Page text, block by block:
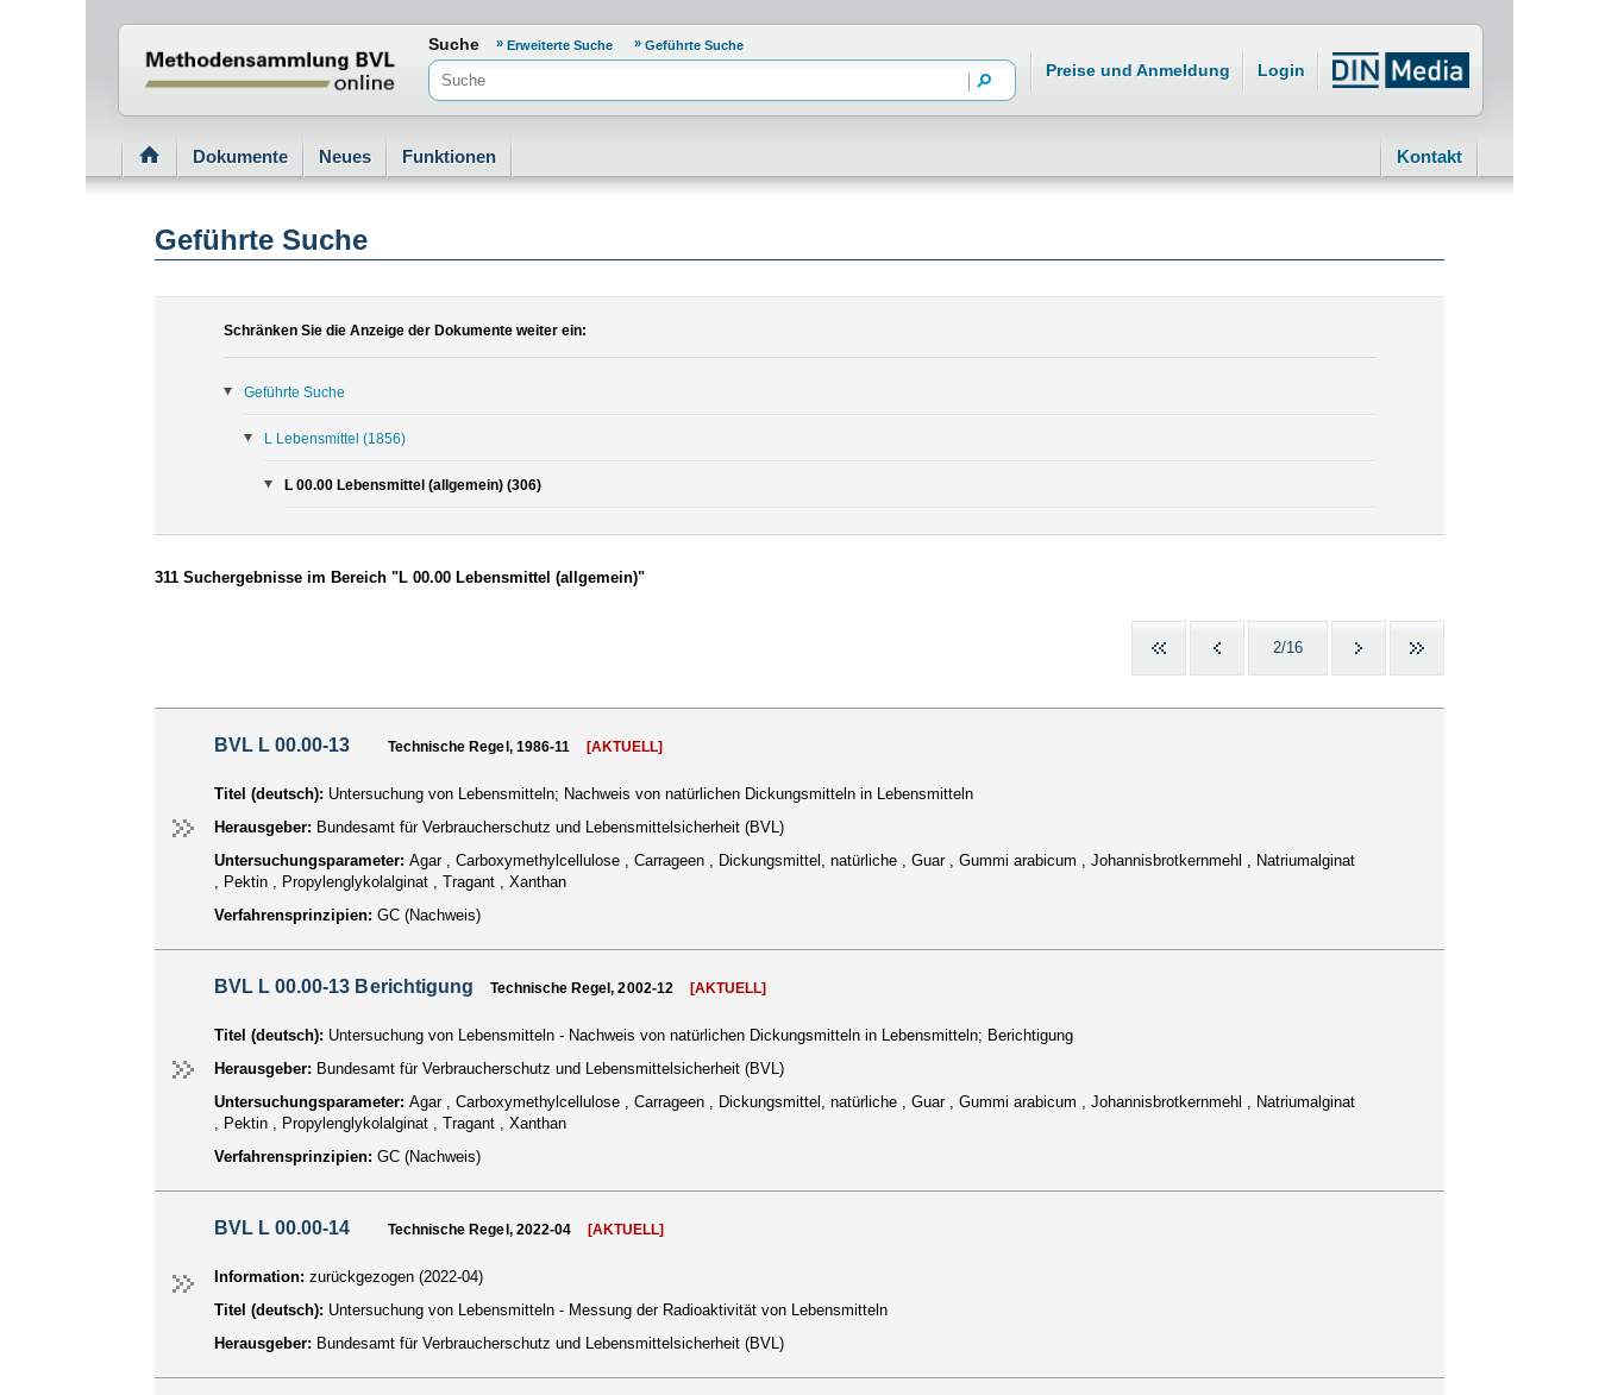
Normenportal Barrierefreiheit
Suche Erweiterte Suche Geführte Suche
Preise und Anmeldung Login
Dokumente Neues Funktionen Kontakt
Geführte Suche
Schränken Sie die Anzeige der Dokumente weiter ein:
Geführte Suche
L Lebensmittel (1856)
L 00.00 Lebensmittel (allgemein) (306)
311 Suchergebnisse im Bereich "L 00.00 Lebensmittel (allgemein)"
2/16
BVL L 00.00-13 Technische Regel, 1986-11 [AKTUELL]
Titel (deutsch): Untersuchung von Lebensmitteln; Nachweis von natürlichen Dickungsmitteln in Lebensmitteln
Herausgeber: Bundesamt für Verbraucherschutz und Lebensmittelsicherheit (BVL)
Untersuchungsparameter: Agar , Carboxymethylcellulose , Carrageen , Dickungsmittel, natürliche , Guar , Gummi arabicum , Johannisbrotkernmehl , Natriumalginat
, Pektin , Propylenglykolalginat , Tragant , Xanthan
Verfahrensprinzipien: GC (Nachweis)
BVL L 00.00-13 Berichtigung Technische Regel, 2002-12 [AKTUELL]
Titel (deutsch): Untersuchung von Lebensmitteln - Nachweis von natürlichen Dickungsmitteln in Lebensmitteln; Berichtigung
Herausgeber: Bundesamt für Verbraucherschutz und Lebensmittelsicherheit (BVL)
Untersuchungsparameter: Agar , Carboxymethylcellulose , Carrageen , Dickungsmittel, natürliche , Guar , Gummi arabicum , Johannisbrotkernmehl , Natriumalginat
, Pektin , Propylenglykolalginat , Tragant , Xanthan
Verfahrensprinzipien: GC (Nachweis)
BVL L 00.00-14 Technische Regel, 2022-04 [AKTUELL]
Information: zurückgezogen (2022-04)
Titel (deutsch): Untersuchung von Lebensmitteln - Messung der Radioaktivität von Lebensmitteln
Herausgeber: Bundesamt für Verbraucherschutz und Lebensmittelsicherheit (BVL)